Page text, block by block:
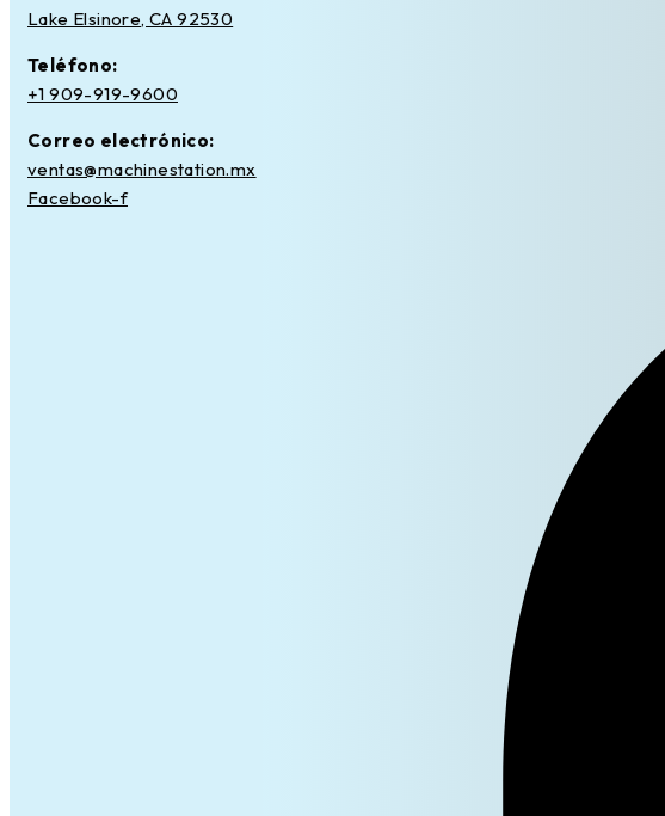
Lake Elsinore, CA 92530
Teléfono:
+1 909-919-9600
Correo electrónico:
ventas@machinestation.mx
Facebook-f